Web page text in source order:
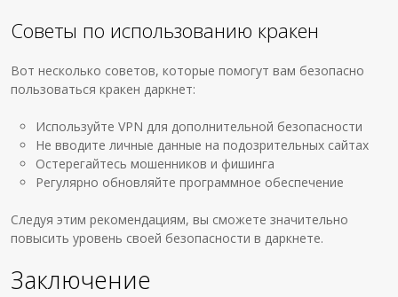
Советы по использованию кракен
Вот несколько советов, которые помогут вам безопасно
пользоваться кракен даркнет:
Используйте VPN для дополнительной безопасности
Не вводите личные данные на подозрительных сайтах
Остерегайтесь мошенников и фишинга
Регулярно обновляйте программное обеспечение
Следуя этим рекомендациям, вы сможете значительно
повысить уровень своей безопасности в даркнете.
Заключение